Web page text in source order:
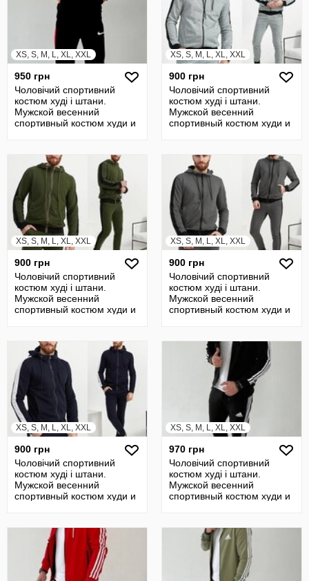
XS, S, M, L, XL, XXL
950 грн
Чоловічий спортивний
костюм худі і штани.
Мужской весенний
спортивный костюм худи и
XS, S, M, L, XL, XXL
900 грн
Чоловічий спортивний
костюм худі і штани.
Мужской весенний
спортивный костюм худи и
XS, S, M, L, XL, XXL
900 грн
Чоловічий спортивний
костюм худі і штани.
Мужской весенний
спортивный костюм худи и
XS, S, M, L, XL, XXL
900 грн
Чоловічий спортивний
костюм худі і штани.
Мужской весенний
спортивный костюм худи и
XS, S, M, L, XL, XXL
900 грн
Чоловічий спортивний
костюм худі і штани.
Мужской весенний
спортивный костюм худи и
XS, S, M, L, XL, XXL
970 грн
Чоловічий спортивний
костюм худі і штани.
Мужской весенний
спортивный костюм худи и